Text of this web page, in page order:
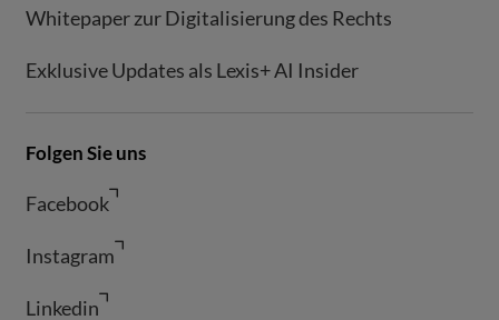
Whitepaper zur Digitalisierung des Rechts
Exklusive Updates als Lexis+ AI Insider
Folgen Sie uns
Facebook
Instagram
Linkedin